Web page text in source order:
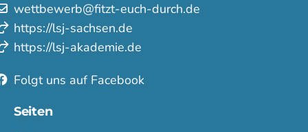
wettbewerb@fitzt-euch-durch.de
https://lsj-sachsen.de
https://lsj-akademie.de
Folgt uns auf Facebook
Seiten